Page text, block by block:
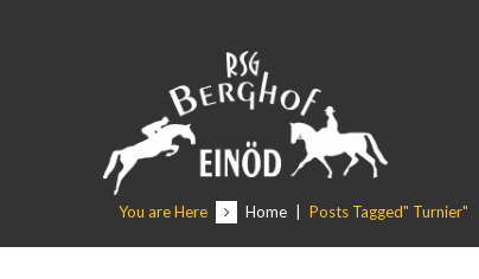
You are Here Home Posts Tagged" Turnier"